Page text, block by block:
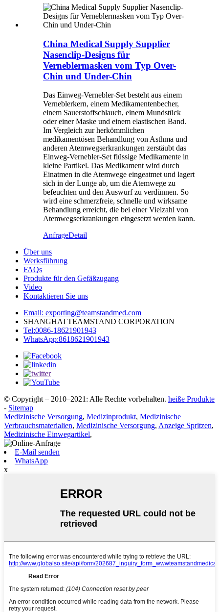
China Medical Supply Supplier
Nasenclip-Designs für
Verneblermasken vom Typ Over-
Chin und Under-Chin
Das Einweg-Vernebler-Set besteht aus einem
Verneblerkern, einem Medikamentenbecher,
einem Sauerstoffschlauch, einem Mundstück
oder einer Maske und einem elastischen Band.
Im Vergleich zur herkömmlichen
medikamentösen Behandlung von Asthma und
anderen Atemwegserkrankungen zerstäubt das
Einweg-Vernebler-Set flüssige Medikamente in
kleine Partikel. Das Medikament wird durch
Einatmen in die Atemwege eingeatmet und lagert
sich in der Lunge ab, um die Atemwege zu
befeuchten und den Auswurf zu verdünnen. So
wird eine schmerzfreie, schnelle und wirksame
Behandlung erreicht, die bei einer Vielzahl von
Atemwegserkrankungen eingesetzt werden kann.
AnfrageDetail
Über uns
Werksführung
FAQs
Produkte für den Gefäßzugang
Video
Kontaktieren Sie uns
Email: exporting@teamstandmed.com
SHANGHAI TEAMSTAND CORPORATION
Tel:0086-18621901943
WhatsApp:8618621901943
© Copyright – 2010–2021: Alle Rechte vorbehalten. heiße Produkte
- Sitemap
Medizinische Versorgung, Medizinprodukt, Medizinische
Verbrauchsmaterialien, Medizinische Versorgung, Anzeige Spritzen,
Medizinische Einwegartikel,
E-Mail senden
WhatsApp
x